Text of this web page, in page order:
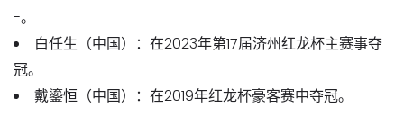
-。
白任生 （中国）：在2023年第17届济州红龙杯主赛事夺
冠。
戴鎏恒 （中国）：在2019年红龙杯豪客赛中夺冠。